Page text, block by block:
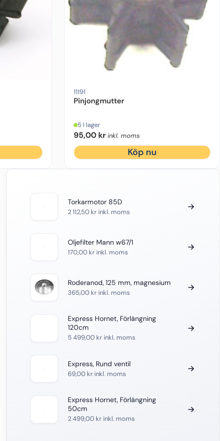
11191
Pinjongmutter
5 I lager
95,00 kr inkl. moms
Köp nu
Torkarmotor 85D
2 112,50 kr inkl. moms
Oljefilter Mann w67/1
170,00 kr inkl. moms
Roderanod, 125 mm, magnesium
365,00 kr inkl. moms
Express Hornet, Förlängning
120cm
5 499,00 kr inkl. moms
Express, Rund ventil
69,00 kr inkl. moms
Express Hornet, Förlängning
50cm
2 499,00 kr inkl. moms